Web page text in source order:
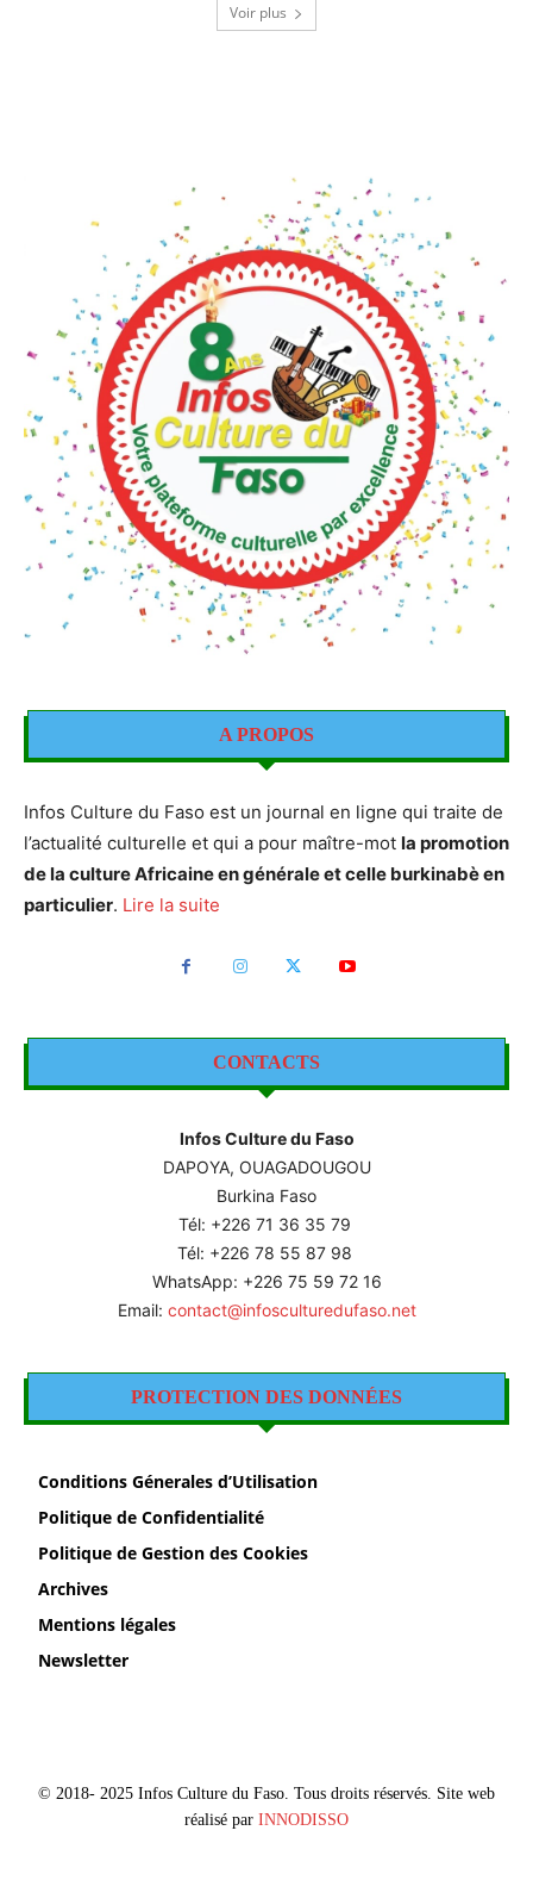
Voir plus
A PROPOS
Infos Culture du Faso est un journal en ligne qui traite de
l’actualité culturelle et qui a pour maître-mot la promotion
de la culture Africaine en générale et celle burkinabè en
particulier. Lire la suite
CONTACTS
Infos Culture du Faso
DAPOYA, OUAGADOUGOU
Burkina Faso
Tél: +226 71 36 35 79
Tél: +226 78 55 87 98
WhatsApp: +226 75 59 72 16
Email: contact@infosculturedufaso.net
PROTECTION DES DONNÉES
Conditions Génerales d’Utilisation
Politique de Confidentialité
Politique de Gestion des Cookies
Archives
Mentions légales
Newsletter
© 2018- 2025 Infos Culture du Faso. Tous droits réservés. Site web
réalisé par INNODISSO